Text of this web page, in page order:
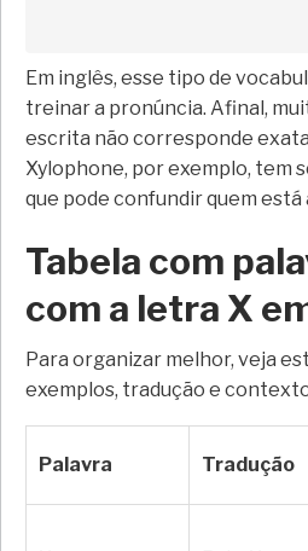
Em inglês, esse tipo de
treinar a pronúncia. Afinal,
escrita não corresponde
Xylophone, por exemplo, tem
que pode confundir quem está
Tabela com
com a letra X
Para organizar melhor, veja
exemplos, tradução e
Palavra Tradução